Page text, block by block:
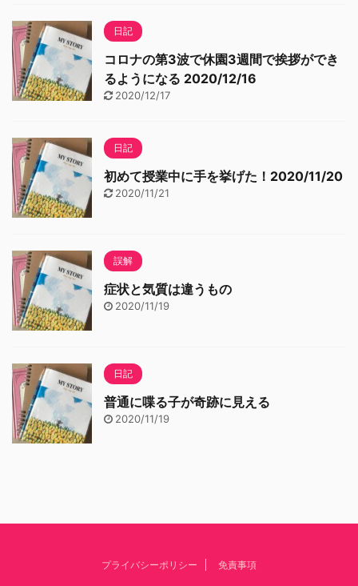
日記
コロナの第3波で休園3週間で挨拶ができ
るようになる 2020/12/16
2020/12/17
日記
初めて授業中に手を挙げた！2020/11/20
2020/11/21
誤解
症状と気質は違うもの
2020/11/19
日記
普通に喋る子が奇跡に見える
2020/11/19
プライバシーポリシー 免責事項